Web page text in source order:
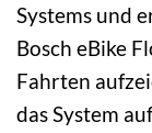
Systems und
Bosch eBike
Fahrten
das System